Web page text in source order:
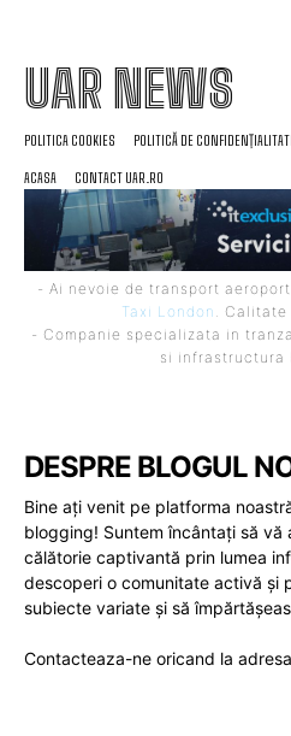
UAR NEWS
POLITICA COOKIES POLITICĂ DE
ACASA CONTACT UAR.RO
- Ai nevoie de transport
Taxi London
.
- Companie specializata in
si infrastructura
DESPRE BLOGUL
Bine ați venit pe platforma
blogging! Suntem încântați să vă
călătorie captivantă prin lumea
descoperi o comunitate activă și
subiecte variate și să
Contacteaza-ne oricand la